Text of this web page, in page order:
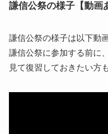
謙信公祭の様子【動画
謙信公祭の様子は以下動
謙信公祭に参加する前に
見て復習しておきたい方